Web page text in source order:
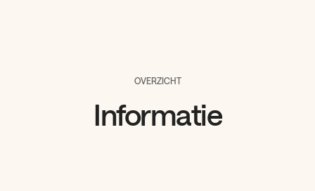
OVERZICHT
Informatie